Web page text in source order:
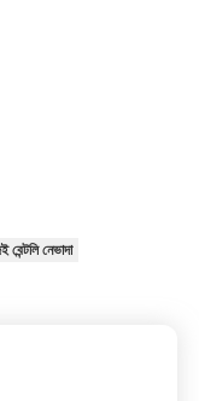
নেভাদা